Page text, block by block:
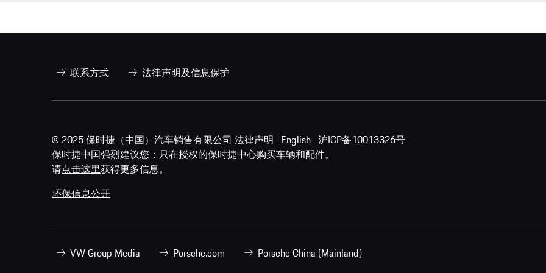
联系方式 法律声明及信息保护
© 2025 保时捷（中国）汽车销售有限公司 法律声明 English 沪ICP备10013326号
保时捷中国强烈建议您：只在授权的保时捷中心购买车辆和配件。
请点击这里获得更多信息。
环保信息公开
VW Group Media Porsche.com Porsche China (Mainland)